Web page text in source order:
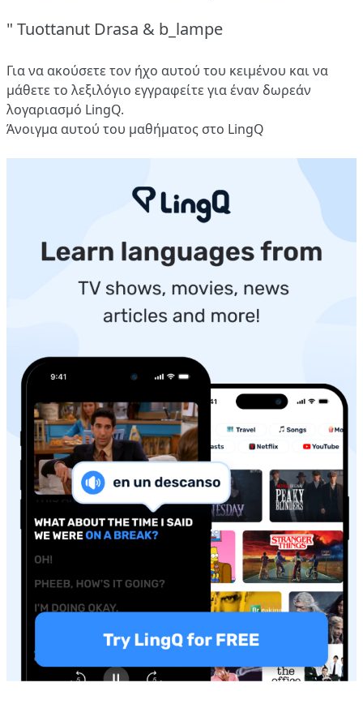
" Tuottanut Drasa & b_lampe
Για να ακούσετε τον ήχο αυτού του κειμένου και να
μάθετε το λεξιλόγιο εγγραφείτε για έναν δωρεάν
λογαριασμό LingQ.
Άνοιγμα αυτού του μαθήματος στο LingQ